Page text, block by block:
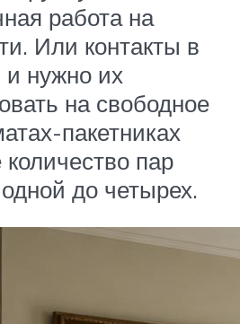
работа на
Или контакты в
и нужно их
на свободное
пакетниках
пар
до четырех.